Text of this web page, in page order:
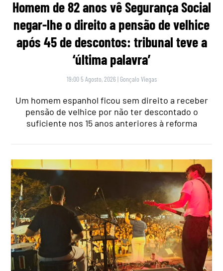
Homem de 82 anos vê Segurança Social
negar-lhe o direito a pensão de velhice
após 45 de descontos: tribunal teve a
‘última palavra’
19:00 5 Agosto, 2026 | Gonçalo Viegas
Um homem espanhol ficou sem direito a receber
pensão de velhice por não ter descontado o
suficiente nos 15 anos anteriores à reforma